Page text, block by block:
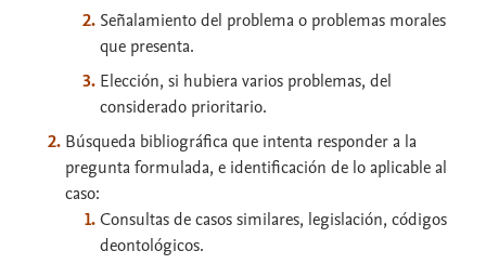
Señalamiento del problema o problemas morales
que presenta.
Elección, si hubiera varios problemas, del
considerado prioritario.
Búsqueda bibliográfica que intenta responder a la
pregunta formulada, e identificación de lo aplicable al
caso:
Consultas de casos similares, legislación, códigos
deontológicos.